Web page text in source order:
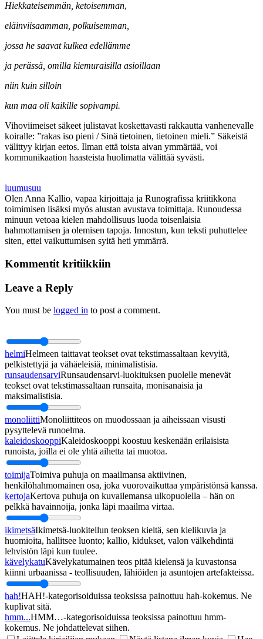
Hiekkateisemmän, ketoisemman,
eläinviisaamman, polkuisemman,
jossa he saavat kulkea edellämme
ja perässä, omilla kiemuraisilla asioillaan
niin kuin silloin
kun maa oli kaikille sopivampi.
Vihoviimeiset säkeet julistavat koskettavasti rakkautta vanhenevalle
koiralle: ”rakas iso pieni / Sinä tietoinen, tietoinen mieli.” Säkeistä
välittyy kirjan eetos. Ilman että toista aivan ymmärtää, voi
kommunikaation haasteista huolimatta välittää syvästi.
luumusuu
Olen Anna Kallio, vapaa kirjoittaja ja Runografissa kriitikkona
toimimisen lisäksi myös alustan avustava toimittaja. Runoudessa
minuun vetoaa kielen mahdollisuus luoda toisenlaisia
hahmottamisen ja olemisen tapoja. Innostun, kun teksti puhuttelee
siten, ettei vaikuttumisen syitä heti ymmärrä.
Kommentit kritiikkiin
Leave a Reply
You must be logged in to post a comment.
helmiHelmeen taittavat teokset ovat tekstimassaltaan kevyitä,
pelkistettyjä ja vähäeleisiä, minimalistisia.
runsaudensarviRunsaudensarvi-luokituksen puolelle menevät
teokset ovat tekstimassaltaan runsaita, monisanaisia ja
maksimalistisia.
monoliittiMonoliittiteos on muodossaan ja aiheissaan visusti
pysyttelevä runoelma.
kaleidoskooppiKaleidoskooppi koostuu keskenään erilaisista
runoista, joilla ei ole yhtä aihetta tai muotoa.
toimijaToimiva puhuja on maailmansa aktiivinen,
henkilöhahmomainen osa, joka vuorovaikuttaa ympäristönsä kanssa.
kertojaKertova puhuja on kuvailemansa ulkopuolella – hän on
pelkkä havainnoija, jonka läpi maailma virtaa.
ikimetsäIkimetsä-luokitellun teoksen kieltä, sen kielikuvia ja
huomioita, hallitsee luonto; kallio, kidukset, valon välkehdintä
lehvistön läpi kun tuulee.
kävelykatuKävelykatumainen teos pitää kielensä ja kuvastonsa
kiinni urbaanissa - teollisuuden, lähiöiden ja asuntojen artefakteissa.
hah!HAH!-kategorisoiduissa teoksissa painottuu hah-kokemus. Ne
kuplivat sitä.
hmm...HMM…-kategorisoiduissa teoksissa painottuu hmm-
kokemus. Ne johdattelevat siihen.